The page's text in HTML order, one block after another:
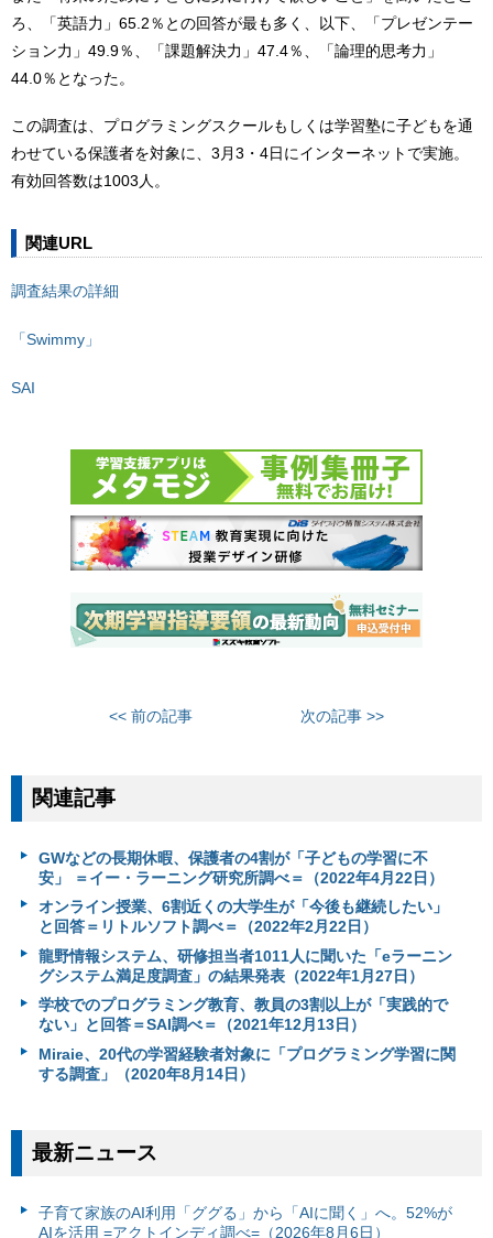
ろ、「英語力」65.2％との回答が最も多く、以下、「プレゼンテー
ション力」49.9％、「課題解決力」47.4％、「論理的思考力」
44.0％となった。
この調査は、プログラミングスクールもしくは学習塾に子どもを通
わせている保護者を対象に、3月3・4日にインターネットで実施。
有効回答数は1003人。
関連URL
調査結果の詳細
「Swimmy」
SAI
<< 前の記事 次の記事 >>
関連記事
GWなどの長期休暇、保護者の4割が「子どもの学習に不
安」 ＝イー・ラーニング研究所調べ＝（2022年4月22日）
オンライン授業、6割近くの大学生が「今後も継続したい」
と回答＝リトルソフト調べ＝（2022年2月22日）
龍野情報システム、研修担当者1011人に聞いた「eラーニン
グシステム満足度調査」の結果発表（2022年1月27日）
学校でのプログラミング教育、教員の3割以上が「実践的で
ない」と回答＝SAI調べ＝（2021年12月13日）
Miraie、20代の学習経験者対象に「プログラミング学習に関
する調査」（2020年8月14日）
最新ニュース
子育て家族のAI利用「ググる」から「AIに聞く」へ。52%が
AIを活用 =アクトインディ調べ=（2026年8月6日）